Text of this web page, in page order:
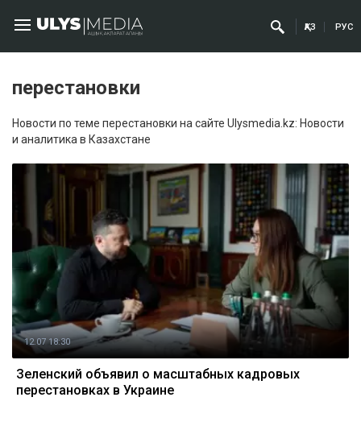
ҚАЗ РУС
перестановки
Новости по теме перестановки на сайте Ulysmedia.kz: Новости
и аналитика в Казахстане
12.07 18:30
Зеленский объявил о масштабных кадровых
перестановках в Украине